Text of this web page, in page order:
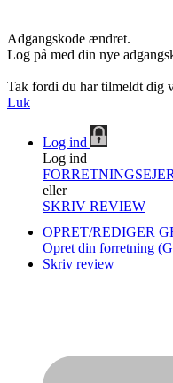
Adgangskode ændret.
Log på med din nye
Tak fordi du har tilmeldt dig
Luk
Log ind
Log ind
eller
SKRIV REVIEW
OPRET/REDIGER
Opret din forretning
Skriv review